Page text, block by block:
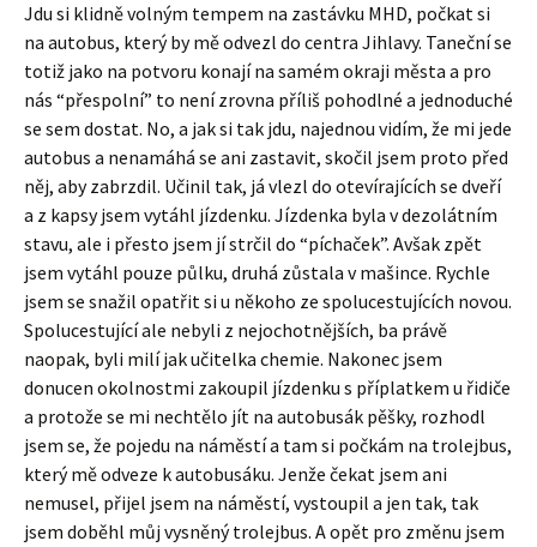
Jdu si klidně volným tempem na zastávku MHD, počkat si
na autobus, který by mě odvezl do centra Jihlavy. Taneční se
totiž jako na potvoru konají na samém okraji města a pro
nás “přespolní” to není zrovna příliš pohodlné a jednoduché
se sem dostat. No, a jak si tak jdu, najednou vidím, že mi jede
autobus a nenamáhá se ani zastavit, skočil jsem proto před
něj, aby zabrzdil. Učinil tak, já vlezl do otevírajících se dveří
a z kapsy jsem vytáhl jízdenku. Jízdenka byla v dezolátním
stavu, ale i přesto jsem jí strčil do “píchaček”. Avšak zpět
jsem vytáhl pouze půlku, druhá zůstala v mašince. Rychle
jsem se snažil opatřit si u někoho ze spolucestujících novou.
Spolucestující ale nebyli z nejochotnějších, ba právě
naopak, byli milí jak učitelka chemie. Nakonec jsem
donucen okolnostmi zakoupil jízdenku s příplatkem u řidiče
a protože se mi nechtělo jít na autobusák pěšky, rozhodl
jsem se, že pojedu na náměstí a tam si počkám na trolejbus,
který mě odveze k autobusáku. Jenže čekat jsem ani
nemusel, přijel jsem na náměstí, vystoupil a jen tak, tak
jsem doběhl můj vysněný trolejbus. A opět pro změnu jsem